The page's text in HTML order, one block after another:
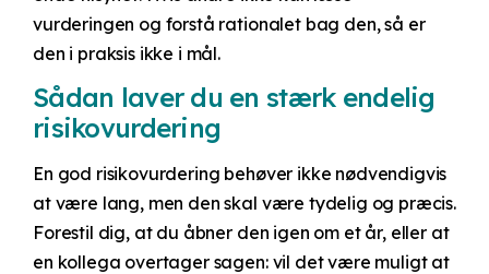
vurderingen og forstå rationalet bag den, så er
den i praksis ikke i mål.
Sådan laver du en stærk endelig
risikovurdering
En god risikovurdering behøver ikke nødvendigvis
at være lang, men den skal være tydelig og præcis.
Forestil dig, at du åbner den igen om et år, eller at
en kollega overtager sagen: vil det være muligt at